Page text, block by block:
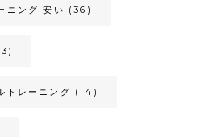
ニング 安い (36)
トレーニング (14)